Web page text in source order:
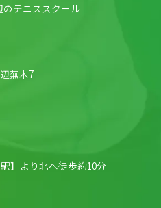
テニススクール
蕪木7
】より北へ徒歩約10分